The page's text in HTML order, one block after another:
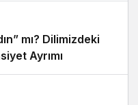
mı? Dilimizdeki
Ayrımı